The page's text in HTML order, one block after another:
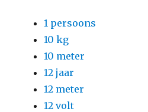
1 persoons
10 kg
10 meter
12 jaar
12 meter
12 volt